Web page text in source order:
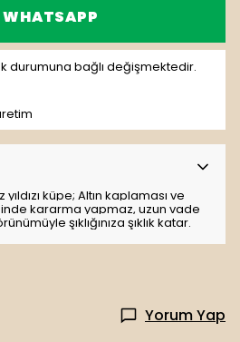
WHATSAPP
durumuna bağlı değişmektedir.
küpe; Altın kaplaması ve
kararma yapmaz, uzun vade
şıklığınıza şıklık katar.
Yorum Yap